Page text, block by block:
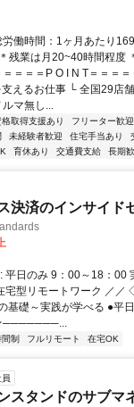
働時間：1ヶ月あたり
＊残業は月20~40時間程
＝＝＝P O I N T＝＝＝
えるお仕事 └ 全国29店
マ無し...
格取得支援あり フリーター歓迎
未経験者歓迎 住宅手当あり
育休あり 交通費支給 長期
決済のインサイド
平日のみ 9：00～18：00
在宅型リモートワー
基礎～実践が学べる ●平
制 フルリモート 在宅OK
スタンドのサブマ